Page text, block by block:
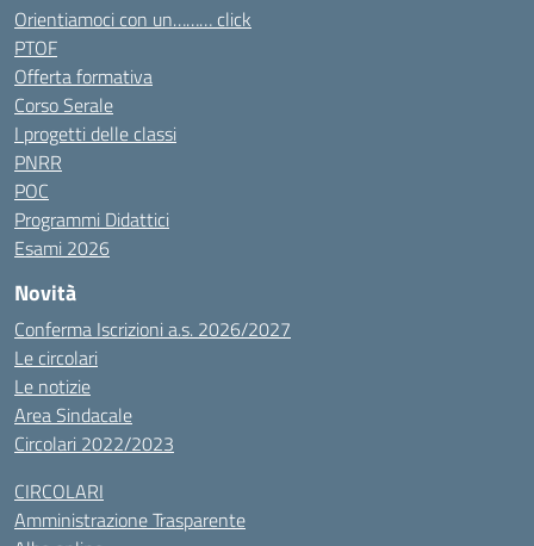
Orientiamoci con un……… click
PTOF
Offerta formativa
Corso Serale
I progetti delle classi
PNRR
POC
Programmi Didattici
Esami 2026
Novità
Conferma Iscrizioni a.s. 2026/2027
Le circolari
Le notizie
Area Sindacale
Circolari 2022/2023
CIRCOLARI
Amministrazione Trasparente